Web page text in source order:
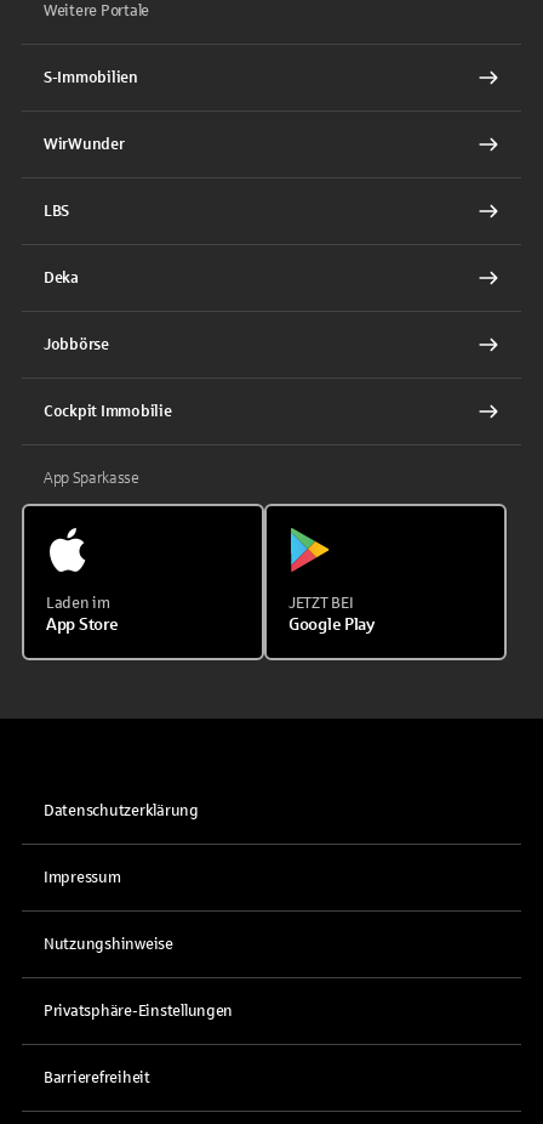
Weitere Portale
S-Immobilien
WirWunder
LBS
Deka
Jobbörse
Cockpit Immobilie
App Sparkasse
Laden im
App Store
JETZT BEI
Google Play
Datenschutzerklärung
Impressum
Nutzungshinweise
Privatsphäre-Einstellungen
Barrierefreiheit